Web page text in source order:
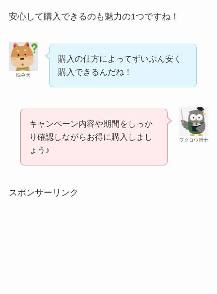
シャチハタはどこに売ってる？100均やロフトで買
える！
安心して購入できるのも魅力の1つですね！
悩み犬
購入の仕方によってずいぶん安く
購入できるんだね！
フクロウ博士
キャンペーン内容や期間をしっか
り確認しながらお得に購入しまし
ょう♪
スポンサーリンク